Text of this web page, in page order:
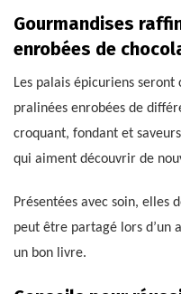
Gourmandises
enrobées de
Les palais épicuriens
pralinées enrobées de
croquant, fondant et
qui aiment découvrir de
Présentées avec soin, elles
peut être partagé lors d’un
un bon livre.